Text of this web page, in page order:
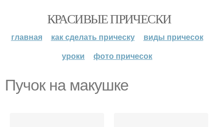
КРАСИВЫЕ ПРИЧЕСКИ
главная как сделать прическу
виды причесок
уроки
фото причесок
Пучок на макушке